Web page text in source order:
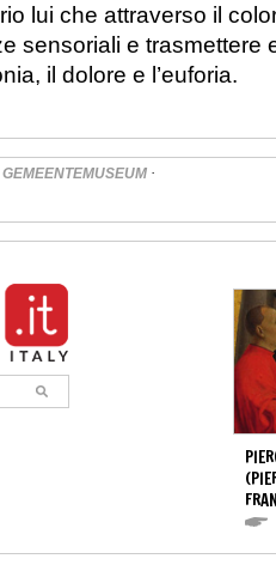
lui che attraverso il
sensoriali e trasmettere
il dolore e l’euforia.
GEMEENTEMUSEUM ·